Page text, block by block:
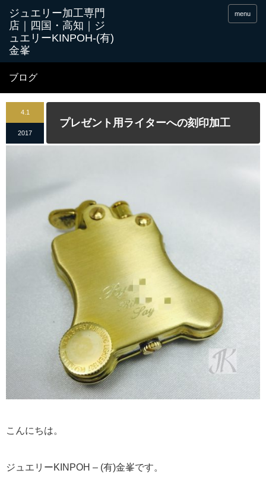
menu
ブログ
4.1
2017
プレゼント用ライターへの刻印加工
こんにちは。
ジュエリーKINPOH – (有)金峯です。